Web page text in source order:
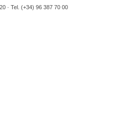
· Tel. (+34) 96 387 70 00